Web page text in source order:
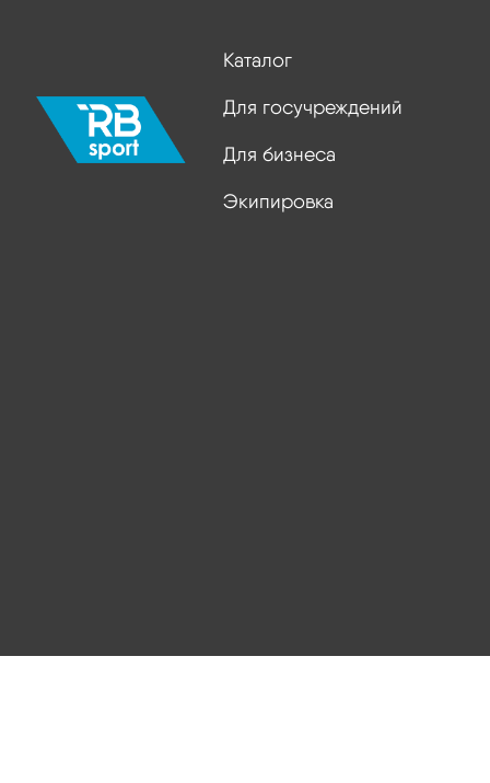
Каталог
Для госучреждений
Для бизнеса
Экипировка